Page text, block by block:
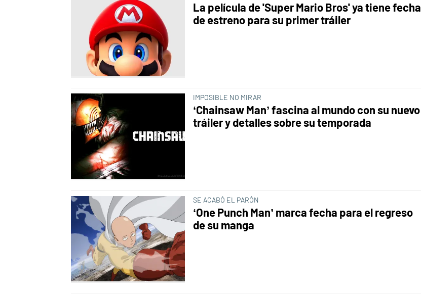
La película de 'Super Mario Bros' ya tiene fecha
de estreno para su primer tráiler
IMPOSIBLE NO MIRAR
‘Chainsaw Man’ fascina al mundo con su nuevo
tráiler y detalles sobre su temporada
SE ACABÓ EL PARÓN
‘One Punch Man’ marca fecha para el regreso
de su manga